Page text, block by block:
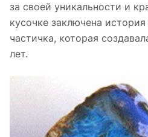
за своей уникальности и
кусочке заключена
частичка, которая
лет.